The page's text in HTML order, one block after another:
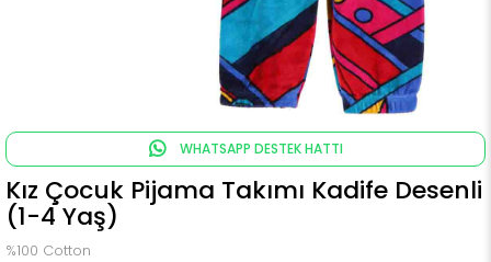
WHATSAPP DESTEK HATTI
Kız Çocuk Pijama Takımı Kadife Desenli
(1-4 Yaş)
%100 Cotton